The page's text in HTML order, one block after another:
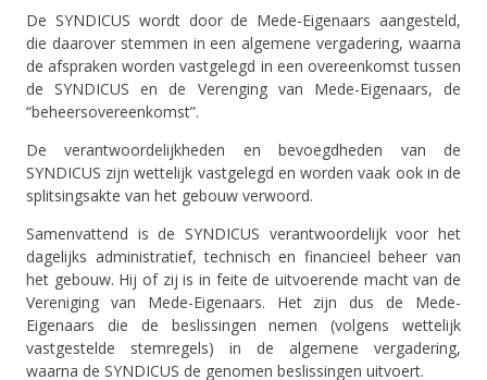
De SYNDICUS wordt door de Mede-Eigenaars aangesteld,
die daarover stemmen in een algemene vergadering, waarna
de afspraken worden vastgelegd in een overeenkomst tussen
de SYNDICUS en de Verenging van Mede-Eigenaars, de
“beheersovereenkomst”.
De verantwoordelijkheden en bevoegdheden van de
SYNDICUS zijn wettelijk vastgelegd en worden vaak ook in de
splitsingsakte van het gebouw verwoord.
Samenvattend is de SYNDICUS verantwoordelijk voor het
dagelijks administratief, technisch en financieel beheer van
het gebouw. Hij of zij is in feite de uitvoerende macht van de
Vereniging van Mede-Eigenaars. Het zijn dus de Mede-
Eigenaars die de beslissingen nemen (volgens wettelijk
vastgestelde stemregels) in de algemene vergadering,
waarna de SYNDICUS de genomen beslissingen uitvoert.